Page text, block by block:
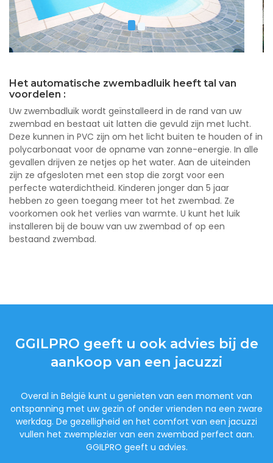
Het automatische zwembadluik heeft tal van
voordelen :
Uw zwembadluik wordt geïnstalleerd in de rand van uw
zwembad en bestaat uit latten die gevuld zijn met lucht.
Deze kunnen in PVC zijn om het licht buiten te houden of in
polycarbonaat voor de opname van zonne-energie. In alle
gevallen drijven ze netjes op het water. Aan de uiteinden
zijn ze afgesloten met een stop die zorgt voor een
perfecte waterdichtheid. Kinderen jonger dan 5 jaar
hebben zo geen toegang meer tot het zwembad. Ze
voorkomen ook het verlies van warmte. U kunt het luik
installeren bij de bouw van uw zwembad of op een
bestaand zwembad.
GGILPRO geeft u ook advies bij de
aankoop van een jacuzzi
Overal in België kunt u genieten van een moment van
ontspanning met uw gezin of onder vrienden na een zware
werkdag. De gezelligheid en het comfort van een jacuzzi
vullen het zwemplezier van een zwembad perfect aan.
GGILPRO geeft u advies.